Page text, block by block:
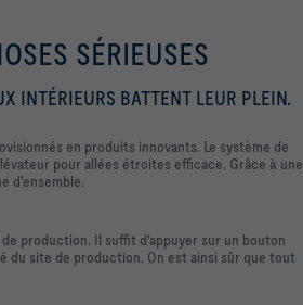
SÉRIEUSES
INTÉRIEURS BATTENT LEUR PLEIN.
en produits innovants. Le système de
pour allées étroites efficace. Grâce à une
d'ensemble.
production. Il suffit d'appuyer sur un bouton
site de production. On est ainsi sûr que tout